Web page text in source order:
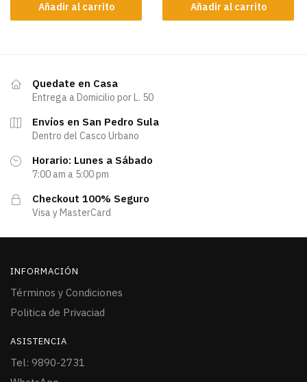
Añadir al carrito Añadir al carrito
Quedate en Casa
Entrega a Domicilio por L. 50
Envíos en San Pedro Sula
Dentro del Casco Urbano
Horario: Lunes a Sábado
7:00 am a 5:00 pm
Checkout 100% Seguro
Visa y MasterCard
INFORMACIÓN
Términos y Condiciones
Politica de Privaciad
ASISTENCIA
Tel: 9890-2731